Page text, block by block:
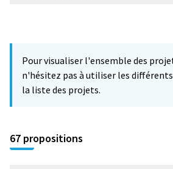
Pour visualiser l'ensemble des
n'hésitez pas à utiliser les
la liste des projets.
67 propositions